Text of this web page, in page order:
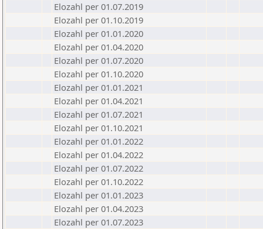
Elozahl per 01.07.2019
Elozahl per 01.10.2019
Elozahl per 01.01.2020
Elozahl per 01.04.2020
Elozahl per 01.07.2020
Elozahl per 01.10.2020
Elozahl per 01.01.2021
Elozahl per 01.04.2021
Elozahl per 01.07.2021
Elozahl per 01.10.2021
Elozahl per 01.01.2022
Elozahl per 01.04.2022
Elozahl per 01.07.2022
Elozahl per 01.10.2022
Elozahl per 01.01.2023
Elozahl per 01.04.2023
Elozahl per 01.07.2023